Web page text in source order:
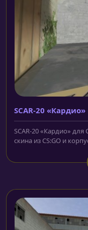
SCAR-20 «Кардио»
SCAR-20 «Кардио» для
скина из CS:GO и